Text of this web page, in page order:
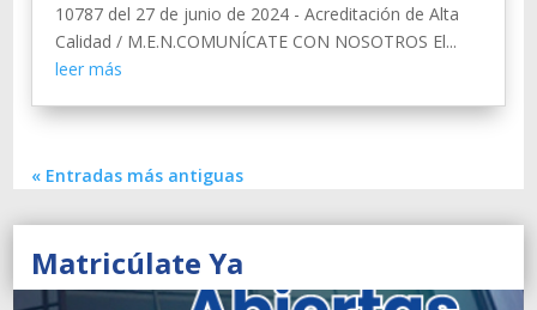
10787 del 27 de junio de 2024 - Acreditación de Alta
Calidad / M.E.N.COMUNÍCATE CON NOSOTROS El...
leer más
« Entradas más antiguas
Matricúlate Ya